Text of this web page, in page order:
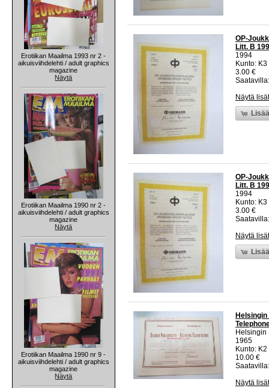
Erotiikan Maailma 1993 nr 2 -
aikuisviihdelehti / adult graphics
magazine
Näytä
Erotiikan Maailma 1990 nr 2 -
aikuisviihdelehti / adult graphics
magazine
Näytä
Erotiikan Maailma 1990 nr 9 -
aikuisviihdelehti / adult graphics
magazine
Näytä
OP-
Litt. B
1994
Kunto:
3.00 €
Näytä
OP-
Litt. B
1994
Kunto:
3.00 €
Näytä
Helsingin
1965
Kunto:
10.00 €
Näytä